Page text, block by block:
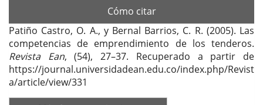
Cómo citar
Patiño Castro, O. A., y Bernal Barrios, C. R. (2005). Las
competencias de emprendimiento de los tenderos.
Revista Ean, (54), 27–37. Recuperado a partir de
https://journal.universidadean.edu.co/index.php/Revist
a/article/view/331